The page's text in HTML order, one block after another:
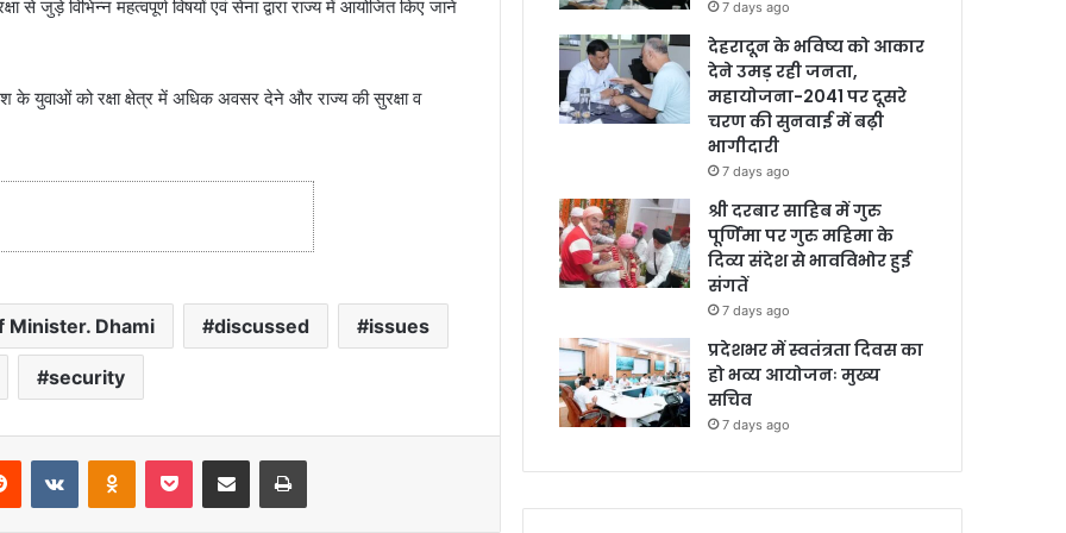
जुड़े विभिन्न महत्वपूर्ण विषयों एवं सेना द्वारा राज्य में आयोजित किए जाने
के युवाओं को रक्षा क्षेत्र में अधिक अवसर देने और राज्य की सुरक्षा व
Minister. Dhami discussed issues
security
7 days ago
देहरादून के भविष्य को आकार
देने उमड़ रही जनता,
महायोजना-2041 पर दूसरे
चरण की सुनवाई में बढ़ी
भागीदारी
7 days ago
श्री दरबार साहिब में गुरु
पूर्णिमा पर गुरु महिमा के
दिव्य संदेश से भावविभोर हुई
संगतें
7 days ago
प्रदेशभर में स्वतंत्रता दिवस का
हो भव्य आयोजनः मुख्य
सचिव
7 days ago